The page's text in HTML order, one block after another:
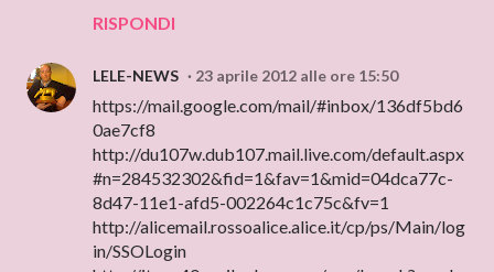
RISPONDI
LELE-NEWS 23 aprile 2012 alle ore 15:50
https://mail.google.com/mail/#inbox/136df5bd6
0ae7cf8
http://du107w.dub107.mail.live.com/default.aspx
#n=284532302&fid=1&fav=1&mid=04dca77c-
8d47-11e1-afd5-002264c1c75c&fv=1
http://alicemail.rossoalice.alice.it/cp/ps/Main/log
in/SSOLogin